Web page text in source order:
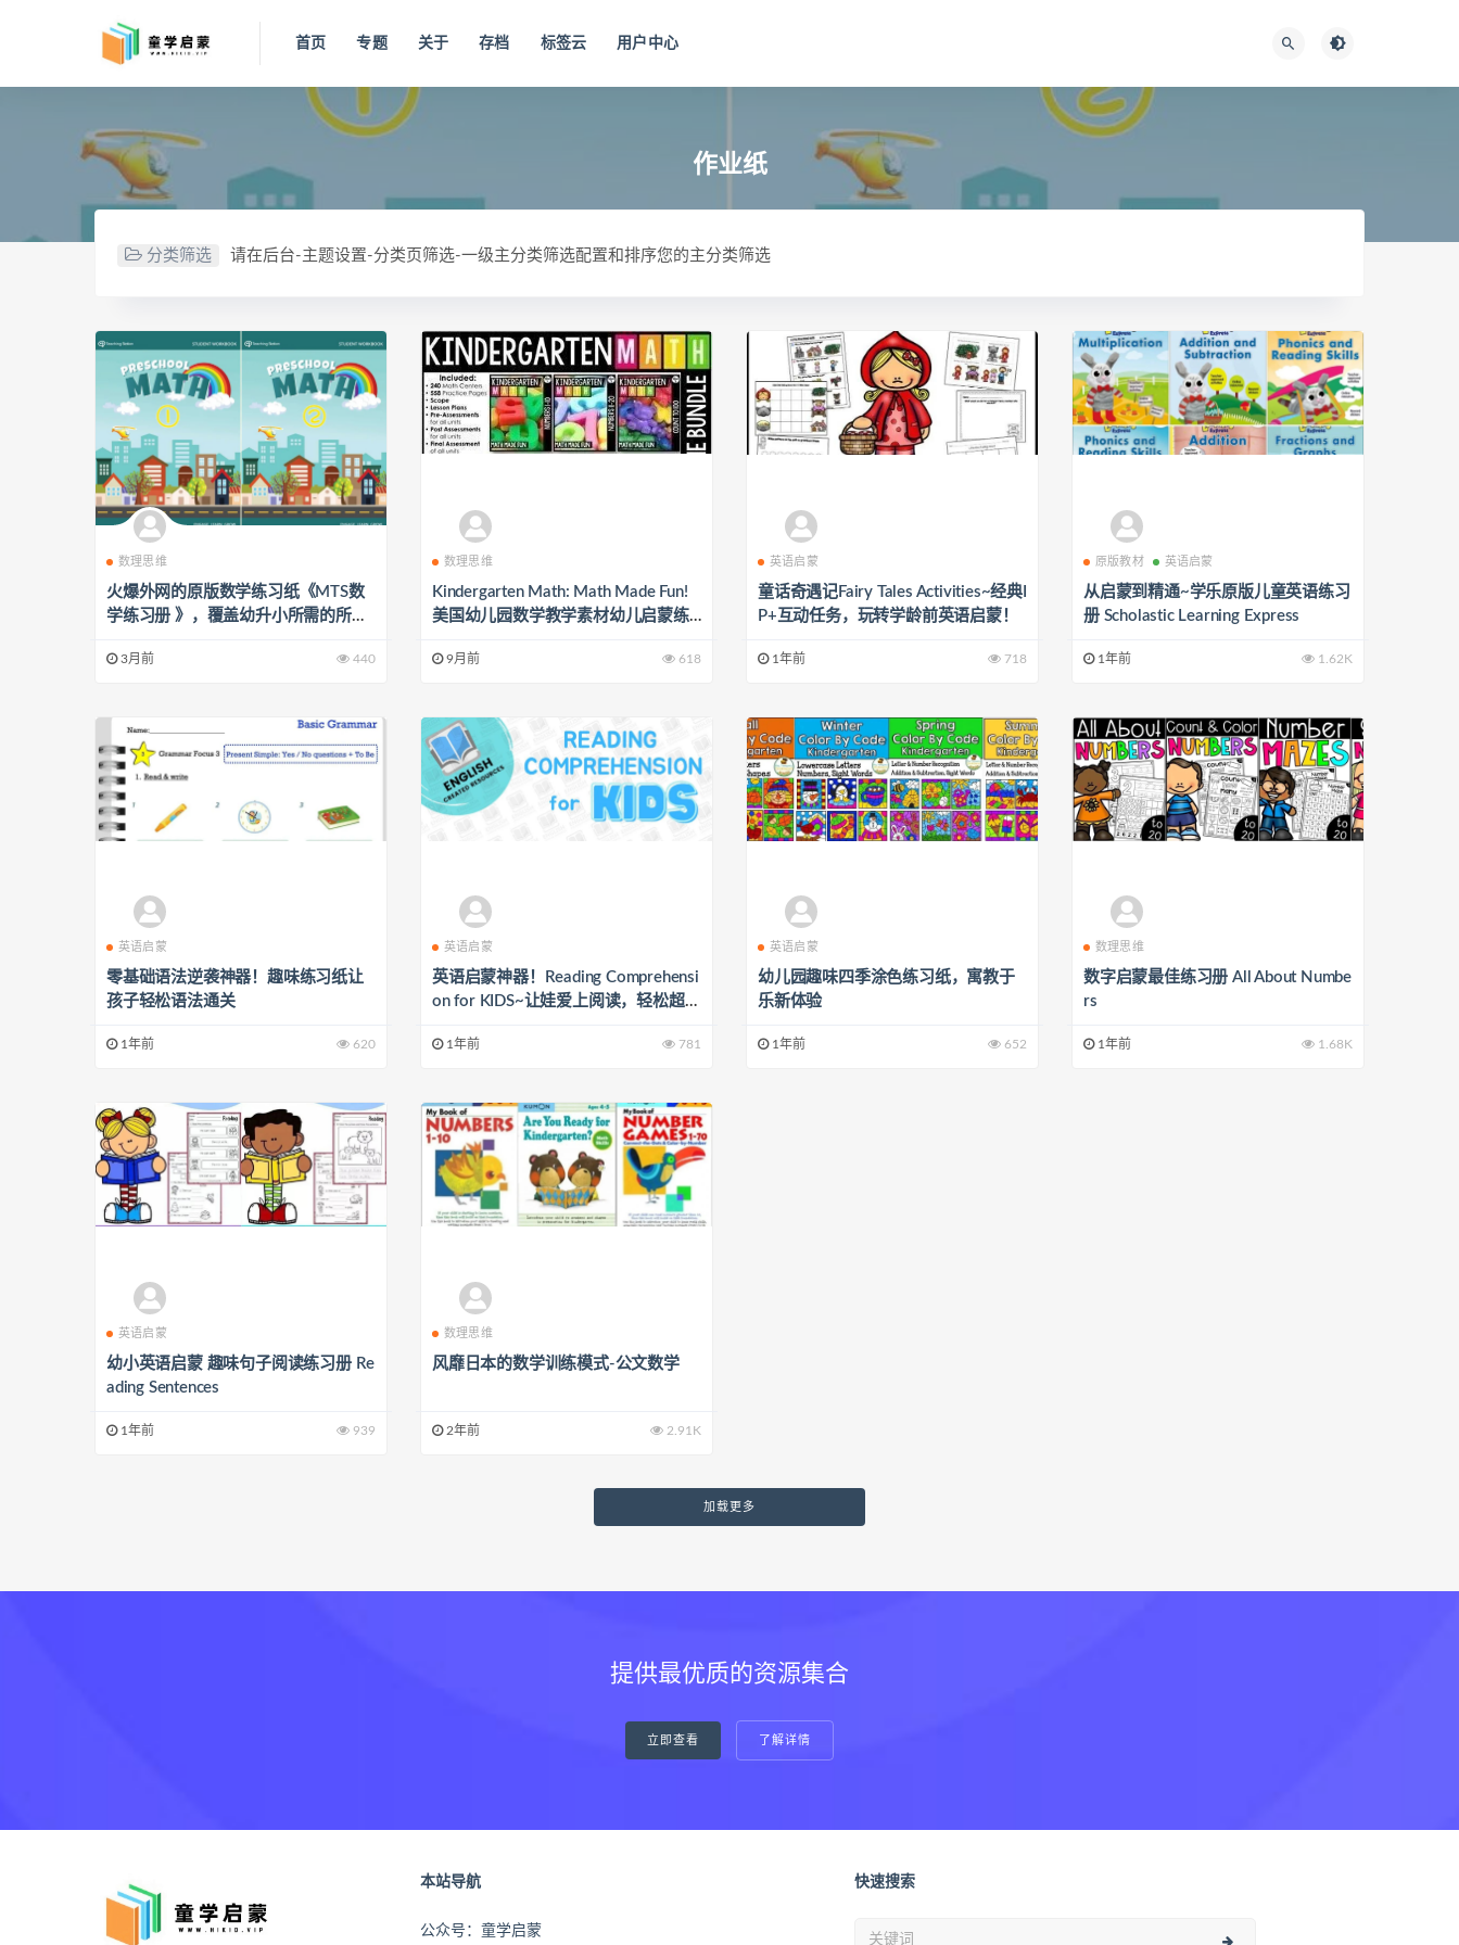
首页 专题 关于 存档 标签云 用户中心
作业纸
分类筛选 请在后台-主题设置-分类页筛选-一级主分类筛选配置和排序您的主分类筛选
数理思维
火爆外网的原版数学练习纸《MTS数
学练习册 》，覆盖幼升小所需的所有
3月前 440
数理思维
Kindergarten Math: Math Made Fun!
美国幼儿园数学教学素材幼儿启蒙练
9月前 618
英语启蒙
童话奇遇记Fairy Tales Activities~经典I
P+互动任务，玩转学龄前英语启蒙！
1年前 718
原版教材 英语启蒙
从启蒙到精通~学乐原版儿童英语练习
册 Scholastic Learning Express
1年前 1.62K
英语启蒙
零基础语法逆袭神器！趣味练习纸让
孩子轻松语法通关
1年前 620
英语启蒙
英语启蒙神器！Reading Comprehensi
on for KIDS~让娃爱上阅读，轻松超越
1年前 781
英语启蒙
幼儿园趣味四季涂色练习纸，寓教于
乐新体验
1年前 652
数理思维
数字启蒙最佳练习册 All About Numbe
rs
1年前 1.68K
英语启蒙
幼小英语启蒙 趣味句子阅读练习册 Re
ading Sentences
1年前 939
数理思维
风靡日本的数学训练模式-公文数学
2年前 2.91K
加载更多
提供最优质的资源集合
立即查看 了解详情
本站导航
公众号：童学启蒙
快速搜索